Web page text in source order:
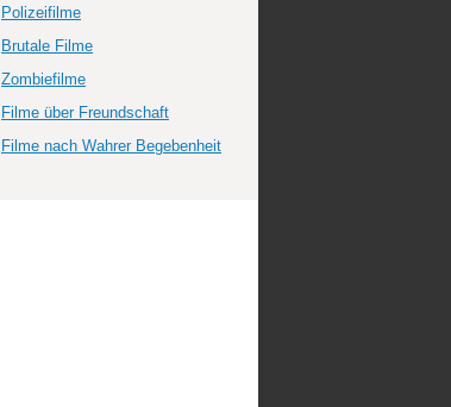
Polizeifilme
Brutale Filme
Zombiefilme
Filme über Freundschaft
Filme nach Wahrer Begebenheit